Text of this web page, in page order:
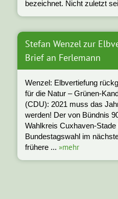
bezeichnet. Nicht zuletzt
Stefan Wenzel zur
Brief an Ferlemann
Wenzel: Elbvertiefung
für die Natur – Grünen-
(CDU): 2021 muss das
werden! Der von Bündnis
Wahlkreis Cuxhaven-
Bundestagswahl im
frühere ...»mehr